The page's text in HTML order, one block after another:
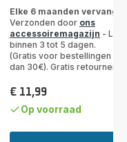
met
5
sterren
(gemiddeld)
Elke 6 maanden
Verzonden door ons
accessoiremagazijn -
binnen 3 tot 5 dagen.
(Gratis voor bestellingen
dan 30€). Gratis
Prijs
€ 11,99
Op voorraad